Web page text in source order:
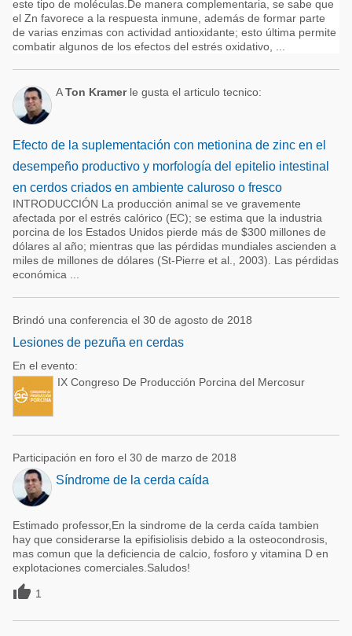
este tipo de moléculas.De manera complementaria, se sabe que
el Zn favorece a la respuesta inmune, además de formar parte
de varias enzimas con actividad antioxidante; esto última permite
combatir algunos de los efectos del estrés oxidativo, ...
ATon Kramerle gusta el articulo tecnico:
Efecto de la suplementación con metionina de zinc en el
desempeño productivo y morfología del epitelio intestinal
en cerdos criados en ambiente caluroso o fresco
INTRODUCCIÓN La producción animal se ve gravemente
afectada por el estrés calórico (EC); se estima que la industria
porcina de los Estados Unidos pierde más de $300 millones de
dólares al año; mientras que las pérdidas mundiales ascienden a
miles de millones de dólares (St-Pierre et al., 2003). Las pérdidas
económica ...
Brindó una conferencia el 30 de agosto de 2018
Lesiones de pezuña en cerdas
En el evento:
IX Congreso De Producción Porcina del Mercosur
Participación en foro el 30 de marzo de 2018
Síndrome de la cerda caída
Estimado professor,En la sindrome de la cerda caída tambien
hay que considerarse la epifisiolisis debido a la osteocondrosis,
mas comun que la deficiencia de calcio, fosforo y vitamina D en
explotaciones comerciales.Saludos!
 1